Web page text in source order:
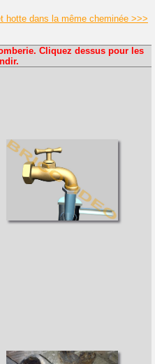
dans la même cheminée >>>
Cliquez dessus pour les